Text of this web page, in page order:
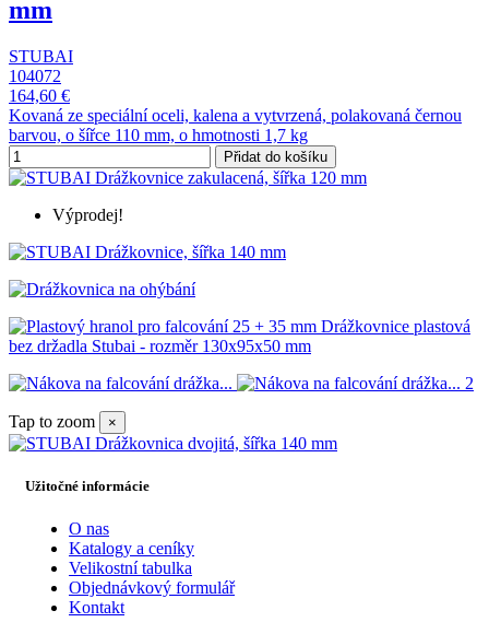
mm
STUBAI
104072
164,60 €
Kovaná ze speciální oceli, kalena a vytvrzená, polakovaná černou
barvou, o šířce 110 mm, o hmotnosti 1,7 kg
Přidat do košíku
Výprodej!
Tap to zoom ×
Užitočné informácie
O nas
Katalogy a ceníky
Velikostní tabulka
Objednávkový formulář
Kontakt